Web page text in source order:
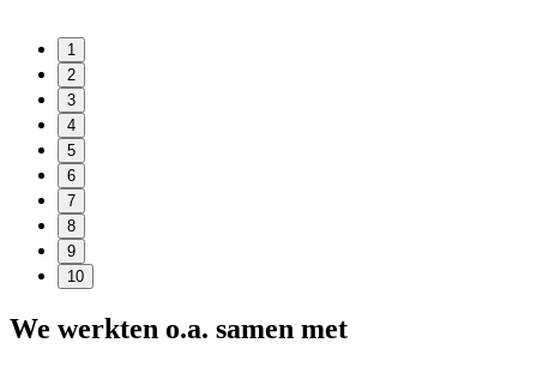
1
2
3
4
5
6
7
8
9
10
We werkten o.a. samen met